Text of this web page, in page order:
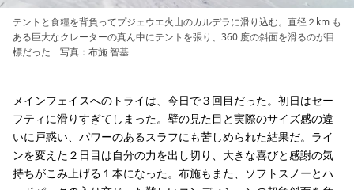
テントと食糧を背負ってプジェウエ火山のカルデラに滑り込む。直径２km も
ある巨大なクレーターの真ん中にテントを張り、360 度の斜面を滑るのが目
標だった 写真：布施 智基
メインフェイスへのトライは、今日で３回目だった。初日はセー
フティに滑りすぎてしまった。壁の見た目と実際のサイズ感の違
いに戸惑い、パワーのあるスラフにも苦しめられた結果だ。ライ
ンを変えた２日目は自分の力を出し切り、大きな喜びと感謝の気
持ちがこみ上げる１本になった。布施もまた、ソフトスノーとハ